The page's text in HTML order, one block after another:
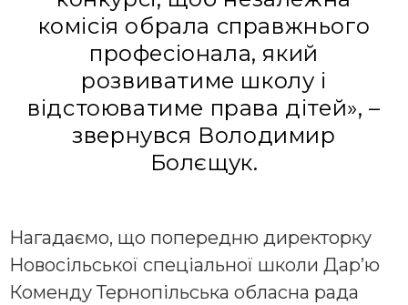
комісія обрала справжнього
професіонала, який
розвиватиме школу і
відстоюватиме права дітей», –
звернувся Володимир
Болєщук.
Нагадаємо, що попередню директорку
Новосільської спеціальної школи Дар’ю
Коменду Тернопільська обласна рада